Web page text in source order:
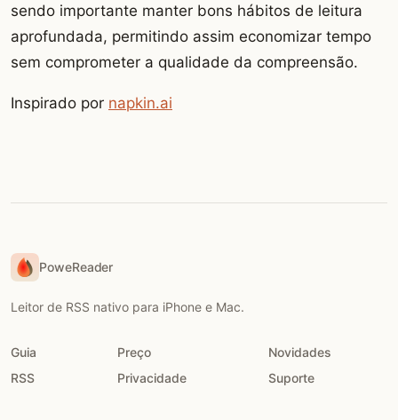
sendo importante manter bons hábitos de leitura
aprofundada, permitindo assim economizar tempo
sem comprometer a qualidade da compreensão.
Inspirado por napkin.ai
PoweReader
Leitor de RSS nativo para iPhone e Mac.
Guia Preço
Novidades
RSS
Privacidade Suporte